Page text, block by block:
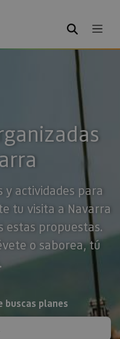
BUSCAR
y actividades para
tu visita a Navarra
estas propuestas.
o saborea, tú
buscas planes